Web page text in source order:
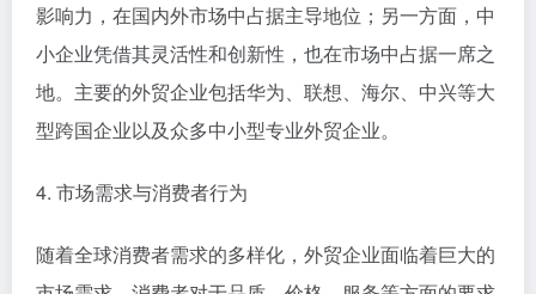
影响力，在国内外市场中占据主导地位；另一方面，中
小企业凭借其灵活性和创新性，也在市场中占据一席之
地。主要的外贸企业包括华为、联想、海尔、中兴等大
型跨国企业以及众多中小型专业外贸企业。
4. 市场需求与消费者行为
随着全球消费者需求的多样化，外贸企业面临着巨大的